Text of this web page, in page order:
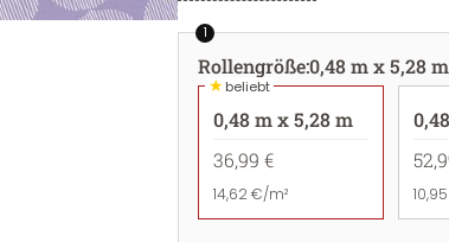
1
Rollengröße:0,48 m x 5,28 m
★beliebt
0,48 m x 5,28 m
36,99 €
14,62 €/m²